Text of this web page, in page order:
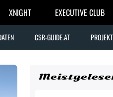
XNIGHT EXECUTIVE CLUB
CSR-GUIDE.AT